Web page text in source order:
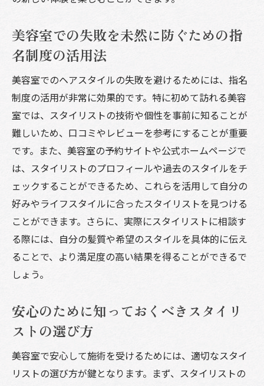
ーション術
スタイリストとの信頼関係がもたらす対話
のスムーズさ
美容室でのコミュニケーションを円滑にす
る方法
理想のヘアスタイルを実現するための効果
的な伝え方
担当指名によって生まれる安心感とその影
響
美容室でのカウンセリングがスタイルの成功を
左右する
カウンセリングの重要性とその効果的な活
用法
美容室での成功は事前のカウンセリングか
ら
スタイリストとの相談がもたらすスタイル
の変化
美容室での失敗を未然に防ぐための指
名制度の活用法
美容室でのヘアスタイルの失敗を避けるためには、指名
制度の活用が非常に効果的です。特に初めて訪れる美容
室では、スタイリストの技術や個性を事前に知ることが
難しいため、口コミやレビューを参考にすることが重要
です。また、美容室の予約サイトや公式ホームページで
は、スタイリストのプロフィールや過去のスタイルをチ
ェックすることができるため、これらを活用して自分の
好みやライフスタイルに合ったスタイリストを見つける
ことができます。さらに、実際にスタイリストに相談す
る際には、自分の髪質や希望のスタイルを具体的に伝え
ることで、より満足度の高い結果を得ることができるで
しょう。
安心のために知っておくべきスタイリ
ストの選び方
美容室で安心して施術を受けるためには、適切なスタイ
リストの選び方が鍵となります。まず、スタイリストの